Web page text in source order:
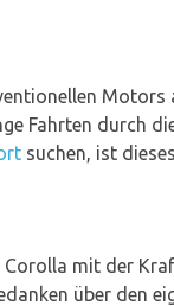
Motors
Fahrten durch
suchen, ist
Corolla mit der
über den